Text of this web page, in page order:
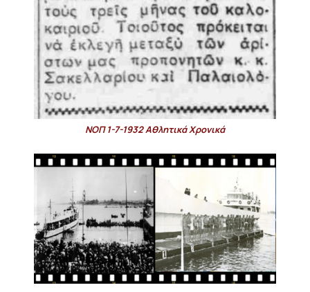
ΝΟΠ 1-7-1932 Αθλητικά Χρονικά